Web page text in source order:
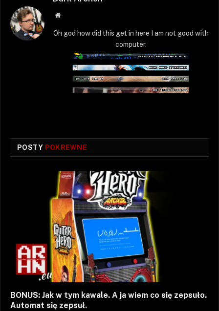
Strona
Oh god how did this get in here I am not good with
computer.
POSTY POKREWNE
BONUS: Jak w tym kawale. A ja wiem co się zepsuło.
Automat się zepsuł.